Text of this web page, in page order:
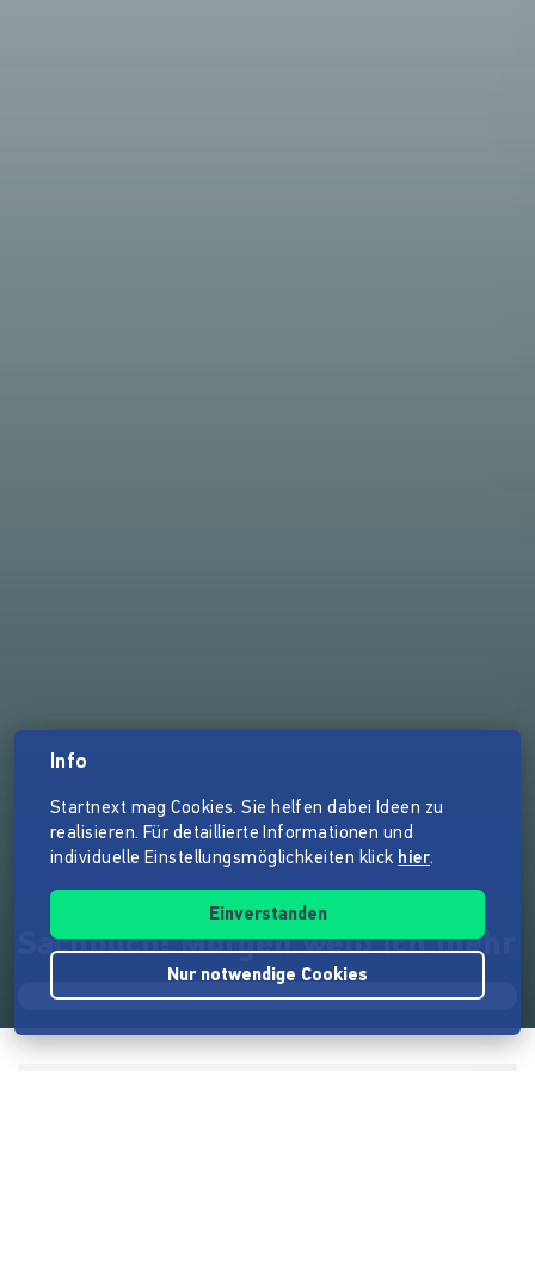
Sachbuch: Morgen weiß ich mehr
Info
Startnext mag Cookies. Sie helfen dabei Ideen zu
realisieren. Für detaillierte Informationen und
individuelle Einstellungsmöglichkeiten klick hier.
Einverstanden
Nur notwendige Cookies